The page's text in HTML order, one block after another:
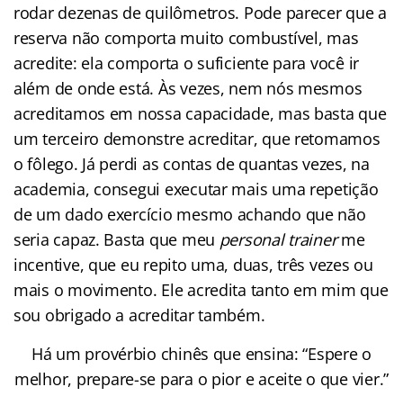
rodar dezenas de quilômetros. Pode parecer que a
reserva não comporta muito combustível, mas
acredite: ela comporta o suficiente para você ir
além de onde está. Às vezes, nem nós mesmos
acreditamos em nossa capacidade, mas basta que
um terceiro demonstre acreditar, que retomamos
o fôlego. Já perdi as contas de quantas vezes, na
academia, consegui executar mais uma repetição
de um dado exercício mesmo achando que não
seria capaz. Basta que meu personal trainerme
incentive, que eu repito uma, duas, três vezes ou
mais o movimento. Ele acredita tanto em mim que
sou obrigado a acreditar também.
Há um provérbio chinês que ensina: “Espere o
melhor, prepare-se para o pior e aceite o que vier.”